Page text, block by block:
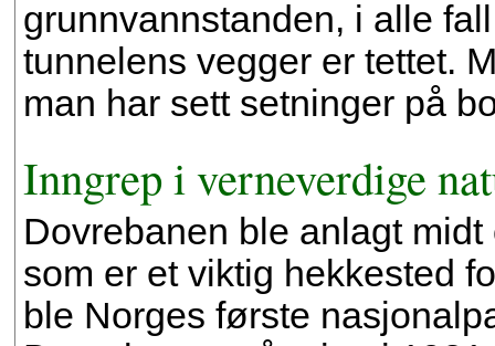
grunnvannstanden, i alle
tunnelens vegger er tettet.
man har sett setninger på
Inngrep i verneverdige
Dovrebanen ble anlagt
som er et viktig hekkested
ble Norges første